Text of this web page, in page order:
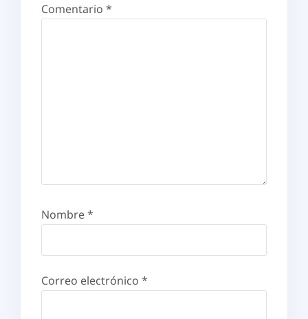
Comentario *
Nombre*
Correo electrónico *